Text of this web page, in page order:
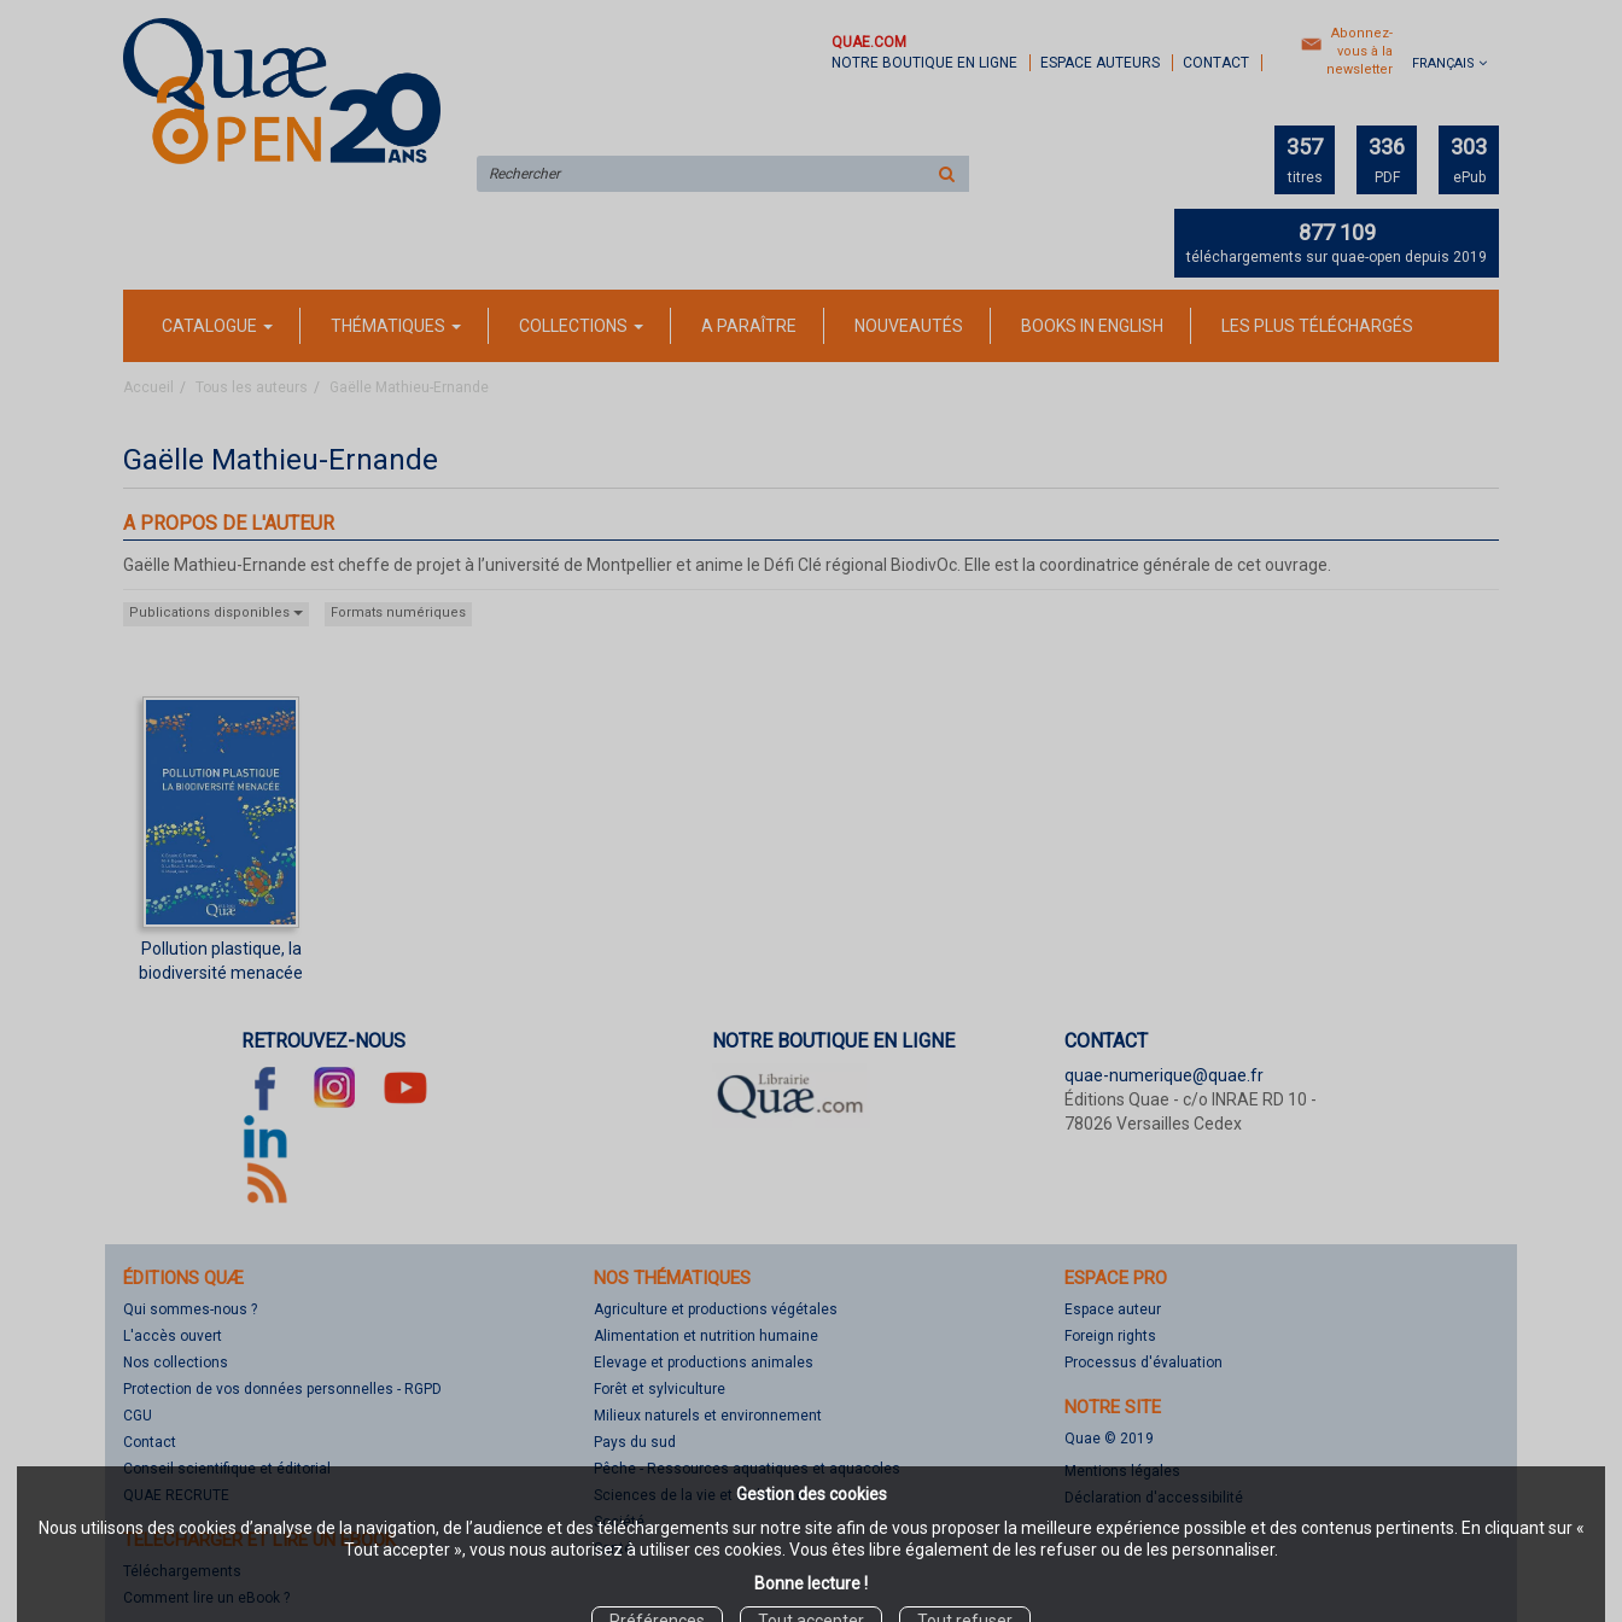
Gestion des cookies
Nous utilisons des cookies d’analyse de la navigation, de l’audience et des téléchargements sur notre site afin de vous proposer la meilleure expérience possible et des contenus pertinents. En cliquant sur «
Tout accepter », vous nous autorisez à utiliser ces cookies. Vous êtes libre également de les refuser ou de les personnaliser.
Bonne lecture !
QUAE.COM
NOTRE BOUTIQUE EN LIGNE
ESPACE AUTEURS CONTACT
Abonnez-
vous à la
newsletter
FRANÇAIS
sur
357
titres
336
PDF
303
ePub
877 109
téléchargements sur quae-open depuis 2019
CATALOGUE THÉMATIQUES COLLECTIONS A PARAÎTRE NOUVEAUTÉS BOOKS IN ENGLISH LES PLUS TÉLÉCHARGÉS
Accueil Tous les auteurs Gaëlle Mathieu-Ernande
Gaëlle Mathieu-Ernande
A PROPOS DE L'AUTEUR
Gaëlle Mathieu-Ernande est cheffe de projet à l’université de Montpellier et anime le Défi Clé régional BiodivOc. Elle est la coordinatrice générale de cet ouvrage.
Publications disponibles Formats numériques
Pollution plastique, la
biodiversité menacée
RETROUVEZ-NOUS NOTRE BOUTIQUE EN LIGNE CONTACT
quae-numerique@quae.fr
Éditions Quae - c/o INRAE RD 10 -
78026 Versailles Cedex
ÉDITIONS QUÆ
Qui sommes-nous ?
L'accès ouvert
Nos collections
Protection de vos données personnelles - RGPD
CGU
Contact
Conseil scientifique et éditorial
QUAE RECRUTE
TÉLÉCHARGER ET LIRE UN EBOOK
Téléchargements
Comment lire un eBook ?
NOS THÉMATIQUES
Agriculture et productions végétales
Alimentation et nutrition humaine
Elevage et productions animales
Forêt et sylviculture
Milieux naturels et environnement
Pays du sud
Pêche - Ressources aquatiques et aquacoles
Sciences de la vie et de la terre
Société
Santé
ESPACE PRO
Espace auteur
Foreign rights
Processus d'évaluation
NOTRE SITE
Quae © 2019
Mentions légales
Déclaration d'accessibilité